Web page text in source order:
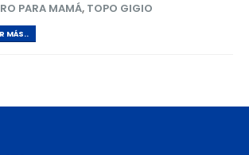
PARA MAMÁ, TOPO GIGIO
MÁS..